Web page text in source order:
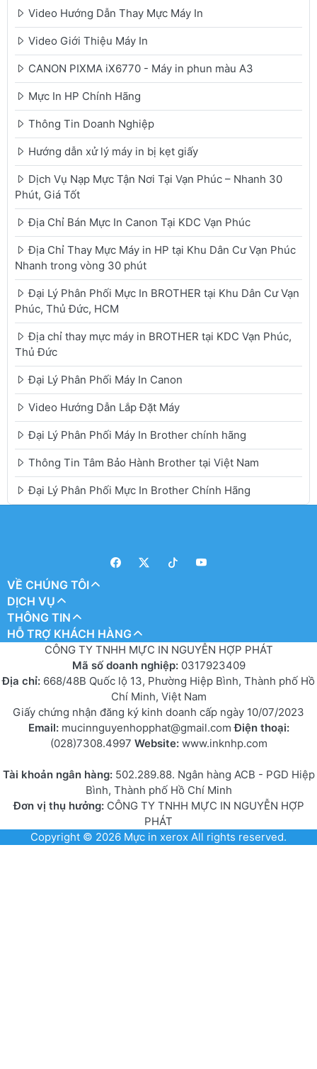
Video Hướng Dẫn Thay Mực Máy In
Video Giới Thiệu Máy In
CANON PIXMA iX6770 - Máy in phun màu A3
Mực In HP Chính Hãng
Thông Tin Doanh Nghiệp
Hướng dẫn xử lý máy in bị kẹt giấy
Dịch Vụ Nạp Mực Tận Nơi Tại Vạn Phúc – Nhanh 30
Phút, Giá Tốt
Địa Chỉ Bán Mực In Canon Tại KDC Vạn Phúc
Địa Chỉ Thay Mực Máy in HP tại Khu Dân Cư Vạn Phúc
Nhanh trong vòng 30 phút
Đại Lý Phân Phối Mực In BROTHER tại Khu Dân Cư Vạn
Phúc, Thủ Đức, HCM
Địa chỉ thay mực máy in BROTHER tại KDC Vạn Phúc,
Thủ Đức
Đại Lý Phân Phối Máy In Canon
Video Hướng Dẫn Lắp Đặt Máy
Đại Lý Phân Phối Máy In Brother chính hãng
Thông Tin Tâm Bảo Hành Brother tại Việt Nam
Đại Lý Phân Phối Mực In Brother Chính Hãng
VỀ CHÚNG TÔI
DỊCH VỤ
THÔNG TIN
HỖ TRỢ KHÁCH HÀNG
CÔNG TY TNHH MỰC IN NGUYỄN HỢP PHÁT
Mã số doanh nghiệp: 0317923409
Địa chỉ: 668/48B Quốc lộ 13, Phường Hiệp Bình, Thành phố Hồ
Chí Minh, Việt Nam
Giấy chứng nhận đăng ký kinh doanh cấp ngày 10/07/2023
Email: mucinnguyenhopphat@gmail.comĐiện thoại:
(028)7308.4997 Website: www.inknhp.com
Tài khoản ngân hàng: 502.289.88. Ngân hàng ACB - PGD Hiệp
Bình, Thành phố Hồ Chí Minh
Đơn vị thụ hưởng:CÔNG TY TNHH MỰC IN NGUYỄN HỢP
PHÁT
Copyright © 2026 Mực in xerox All rights reserved.